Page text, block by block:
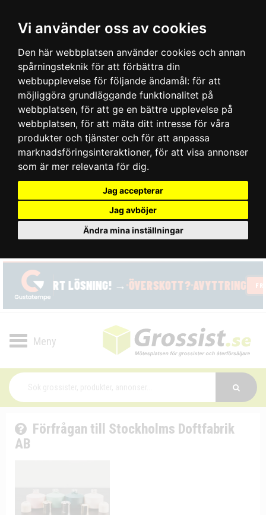
Vi använder oss av cookies
Den här webbplatsen använder cookies och annan
spårningsteknik för att förbättra din
webbupplevelse för följande ändamål: för att
möjliggöra grundläggande funktionalitet på
webbplatsen, för att ge en bättre upplevelse på
webbplatsen, för att mäta ditt intresse för våra
produkter och tjänster och för att anpassa
marknadsföringsinteraktioner, för att visa annonser
som är mer relevanta för dig.
Jag accepterar
Jag avböjer
Ändra mina inställningar
Toggle
Förfrågan till Stockholms Doftfabrik
AB